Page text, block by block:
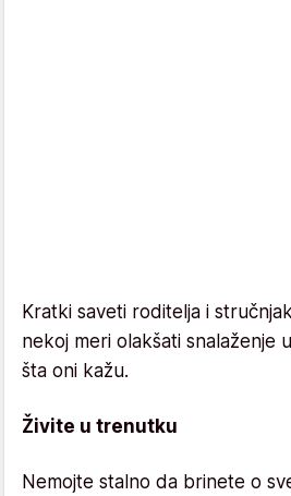
Kratki saveti roditelja i
nekoj meri olakšati snalaženje
šta oni kažu.
Živite u trenutku
Nemojte stalno da brinete o